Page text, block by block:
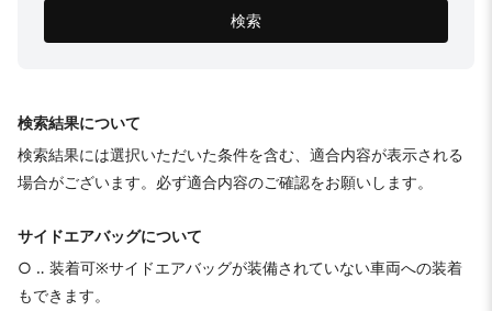
検索
検索結果について
検索結果には選択いただいた条件を含む、適合内容が表示される
場合がございます。必ず適合内容のご確認をお願いします。
サイドエアバッグについて
○ ‥ 装着可※サイドエアバッグが装備されていない車両への装着
もできます。